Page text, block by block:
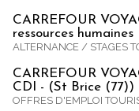
CARREFOUR
ressources
ALTERNANCE / STAGES
CARREFOUR
CDI - (St Brice (77))
OFFRES D'EMPLOI